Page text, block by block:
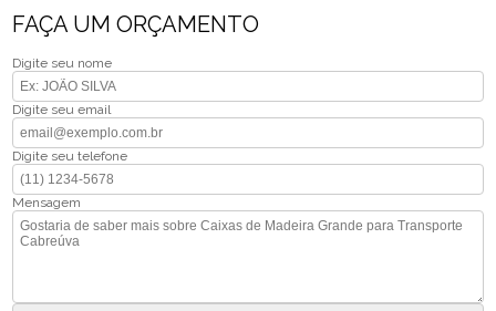
FAÇA UM ORÇAMENTO
Digite seu nome
Digite seu email
Digite seu telefone
Mensagem